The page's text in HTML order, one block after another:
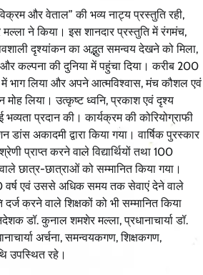
और वेताल” की भव्य नाट्य प्रस्तुति रही,
ने किया। इस शानदार प्रस्तुति में रंगमंच,
दृश्यांकन का अद्भुत समन्वय देखने को मिला,
कल्पना की दुनिया में पहुंचा दिया। करीब 200
में भाग लिया और अपने आत्मविश्वास, मंच कौशल एवं
लिया। उत्कृष्ट ध्वनि, प्रकाश एवं दृश्य
भव्यता प्रदान की। कार्यक्रम की कोरियोग्राफी
अकादमी द्वारा किया गया। वार्षिक पुरस्कार
प्राप्त करने वाले विद्यार्थियों तथा 100
छात्र-छात्राओं को सम्मानित किया गया।
वर्ष एवं उससे अधिक समय तक सेवाएं देने वाले
करने वाले शिक्षकों को भी सम्मानित किया
डॉ. कुनाल शमशेर मल्ला, प्रधानाचार्या डॉ.
अर्चना, समन्वयकगण, शिक्षकगण,
उपस्थित रहे।